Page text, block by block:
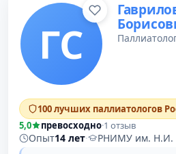
ГС
100 лучших паллиатологов
5,0
превосходно·1 отзыв
Опыт14 лет·
РНИМУ им. Н.И.